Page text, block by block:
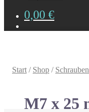
0,00 €
Start / Shop /
M7 x 25